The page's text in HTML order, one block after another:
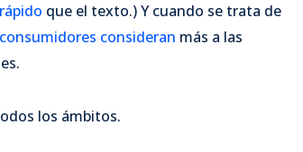
que el texto.) Y cuando se trata de
consideran más a las
los ámbitos.